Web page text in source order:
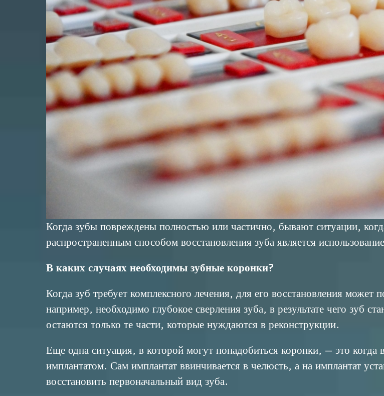
Когда зубы повреждены полностью или частично, бывают ситуации,
распространенным способом восстановления зуба является
В каких случаях необходимы зубные коронки?
Когда зуб требует комплексного лечения, для его восстановления
например, необходимо глубокое сверления зуба, в результате чего зуб
остаются только те части, которые нуждаются в реконструкции.
Еще одна ситуация, в которой могут понадобиться коронки, — это когда
имплантатом. Сам имплантат ввинчивается в челюсть, а на имплантат
восстановить первоначальный вид зуба.